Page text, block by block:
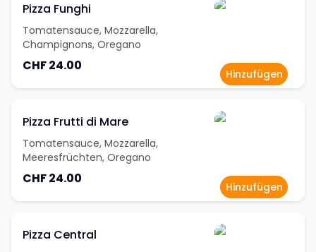
Pizza Funghi
Tomatensauce, Mozzarella,
Champignons, Oregano
CHF 24.00
Hinzufügen
Pizza Frutti di Mare
Tomatensauce, Mozzarella,
Meeresfrüchten, Oregano
CHF 24.00
Hinzufügen
Pizza Central